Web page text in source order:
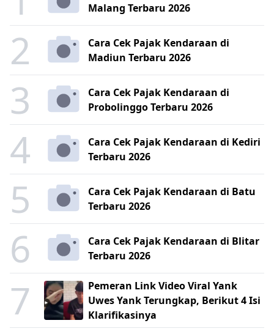
Malang Terbaru 2026
2
Cara Cek Pajak Kendaraan di
Madiun Terbaru 2026
3
Cara Cek Pajak Kendaraan di
Probolinggo Terbaru 2026
4
Cara Cek Pajak Kendaraan di Kediri
Terbaru 2026
5
Cara Cek Pajak Kendaraan di Batu
Terbaru 2026
6
Cara Cek Pajak Kendaraan di Blitar
Terbaru 2026
7
Pemeran Link Video Viral Yank
Uwes Yank Terungkap, Berikut 4 Isi
Klarifikasinya